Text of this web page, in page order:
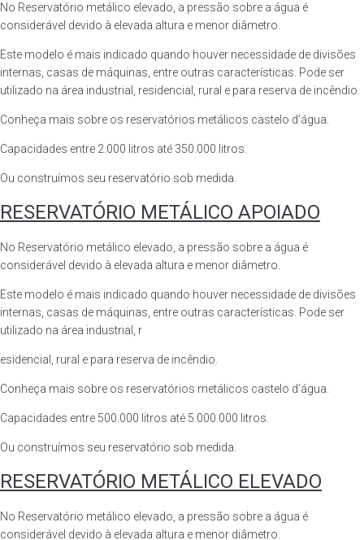
No Reservatório metálico elevado, a pressão sobre a água é
considerável devido à elevada altura e menor diâmetro.
Este modelo é mais indicado quando houver necessidade de divisões
internas, casas de máquinas, entre outras características. Pode ser
utilizado na área industrial, residencial, rural e para reserva de incêndio.
Conheça mais sobre os reservatórios metálicos castelo d’água.
Capacidades entre 2.000 litros até 350.000 litros.
Ou construímos seu reservatório sob medida.
RESERVATÓRIO METÁLICO APOIADO
No Reservatório metálico elevado, a pressão sobre a água é
considerável devido à elevada altura e menor diâmetro.
Este modelo é mais indicado quando houver necessidade de divisões
internas, casas de máquinas, entre outras características. Pode ser
utilizado na área industrial, r
esidencial, rural e para reserva de incêndio.
Conheça mais sobre os reservatórios metálicos castelo d’água.
Capacidades entre 500.000 litros até 5.000.000 litros.
Ou construímos seu reservatório sob medida.
RESERVATÓRIO METÁLICO ELEVADO
No Reservatório metálico elevado, a pressão sobre a água é
considerável devido à elevada altura e menor diâmetro.